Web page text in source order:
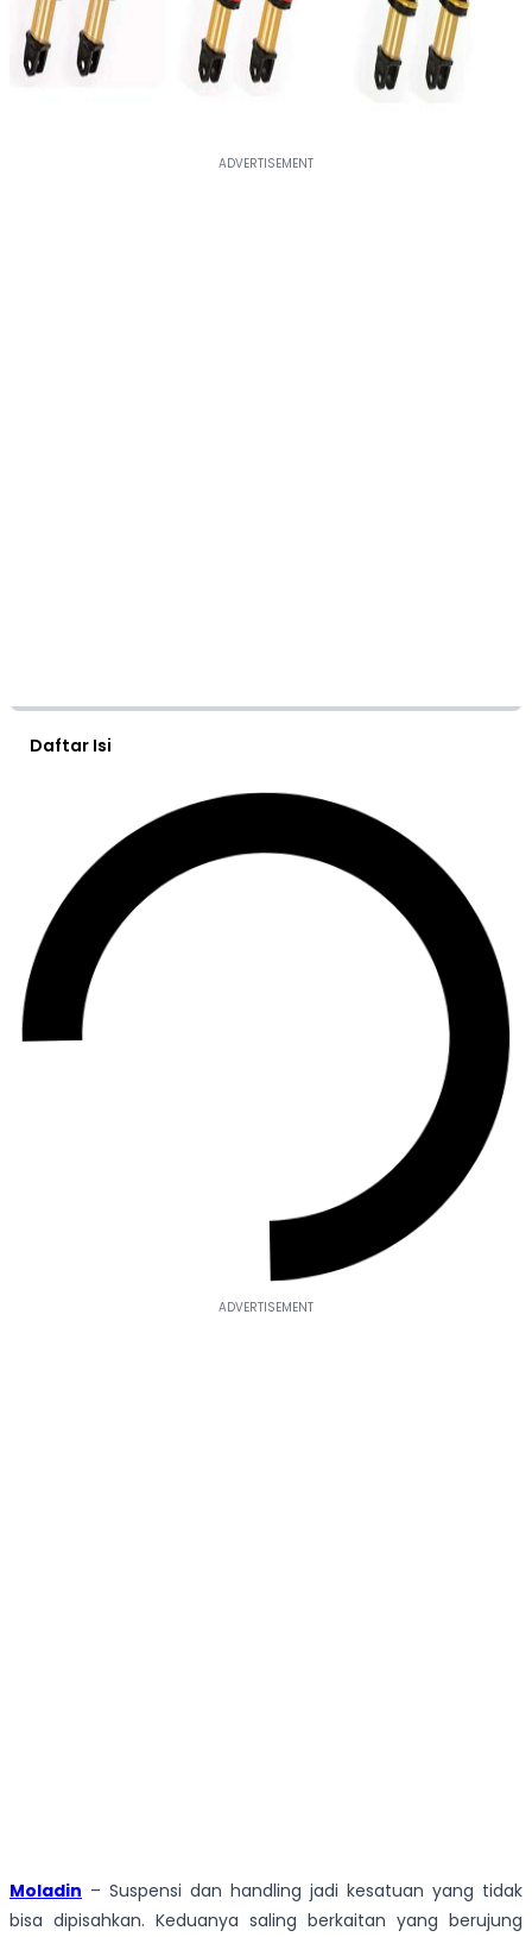
Daftar Isi
Moladin – Suspensi dan handling jadi kesatuan yang tidak
bisa dipisahkan. Keduanya saling berkaitan yang berujung